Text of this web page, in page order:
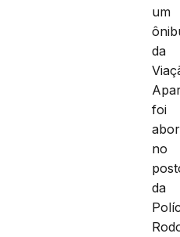
um
da
foi
no
da